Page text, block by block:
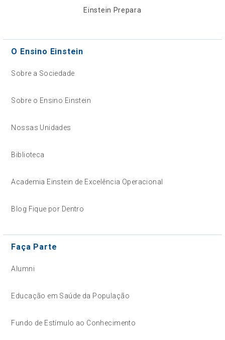
Einstein Prepara
O Ensino Einstein
Sobre a Sociedade
Sobre o Ensino Einstein
Nossas Unidades
Biblioteca
Academia Einstein de Excelência Operacional
Blog Fique por Dentro
Faça Parte
Alumni
Educação em Saúde da População
Fundo de Estímulo ao Conhecimento